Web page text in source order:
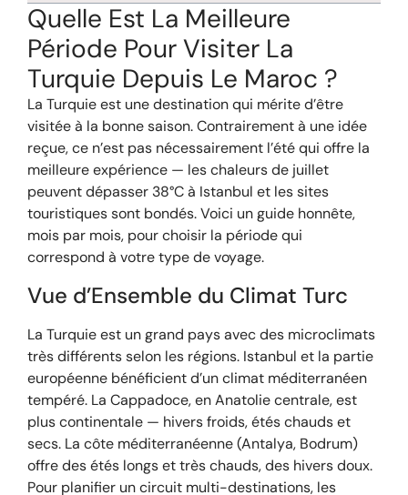
Quelle Est La Meilleure
Période Pour Visiter La
Turquie Depuis Le Maroc ?
La Turquie est une destination qui mérite d’être
visitée à la bonne saison. Contrairement à une idée
reçue, ce n’est pas nécessairement l’été qui offre la
meilleure expérience — les chaleurs de juillet
peuvent dépasser 38°C à Istanbul et les sites
touristiques sont bondés. Voici un guide honnête,
mois par mois, pour choisir la période qui
correspond à votre type de voyage.
Vue d’Ensemble du Climat Turc
La Turquie est un grand pays avec des microclimats
très différents selon les régions. Istanbul et la partie
européenne bénéficient d’un climat méditerranéen
tempéré. La Cappadoce, en Anatolie centrale, est
plus continentale — hivers froids, étés chauds et
secs. La côte méditerranéenne (Antalya, Bodrum)
offre des étés longs et très chauds, des hivers doux.
Pour planifier un circuit multi-destinations, les